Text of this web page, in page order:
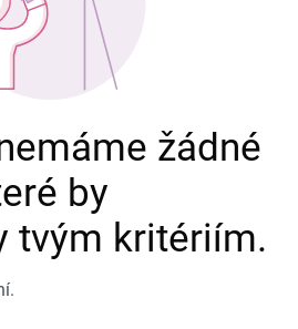
žádné
by
tvým kritériím.